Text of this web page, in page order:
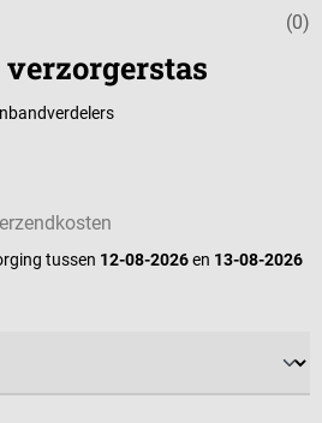
Gemiddelde
(0)
tussen 12-08-2026en 13-08-2026